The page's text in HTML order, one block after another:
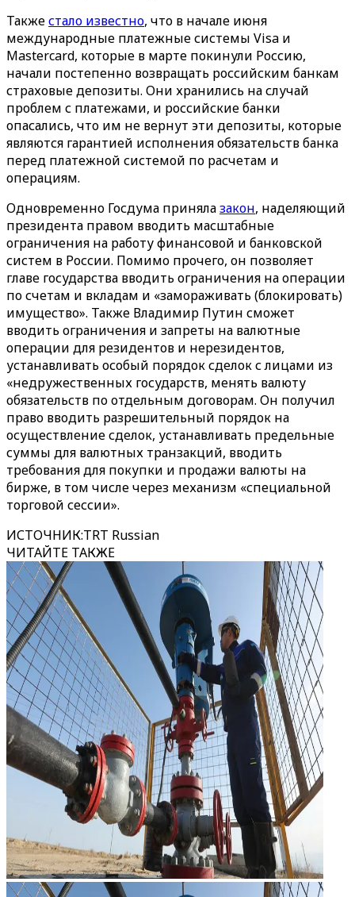
Такжестало известно, что в начале июня
международные платежные системы Visa и
Mastercard, которые в марте покинули Россию,
начали постепенно возвращать российским банкам
страховые депозиты. Они хранились на случай
проблем с платежами, и российские банки
опасались, что им не вернут эти депозиты, которые
являются гарантией исполнения обязательств банка
перед платежной системой по расчетам и
операциям.
Одновременно Госдума принялазакон, наделяющий
президента правом вводить масштабные
ограничения на работу финансовой и банковской
систем в России. Помимо прочего, он позволяет
главе государства вводить ограничения на операции
по счетам и вкладам и «замораживать (блокировать)
имущество». Также Владимир Путин сможет
вводить ограничения и запреты на валютные
операции для резидентов и нерезидентов,
устанавливать особый порядок сделок с лицами из
«недружественных государств, менять валюту
обязательств по отдельным договорам. Он получил
право вводить разрешительный порядок на
осуществление сделок, устанавливать предельные
суммы для валютных транзакций, вводить
требования для покупки и продажи валюты на
бирже, в том числе через механизм «специальной
торговой сессии».
ИСТОЧНИК:TRT Russian
ЧИТАЙТЕ ТАКЖЕ